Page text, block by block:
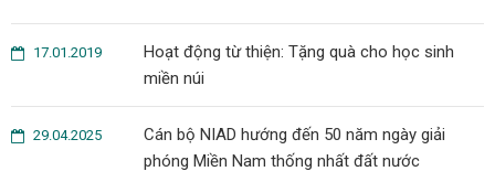
Hoạt động từ thiện: Tặng quà cho học sinh
miền núi
17.01.2019
Cán bộ NIAD hướng đến 50 năm ngày giải
phóng Miền Nam thống nhất đất nước
29.04.2025